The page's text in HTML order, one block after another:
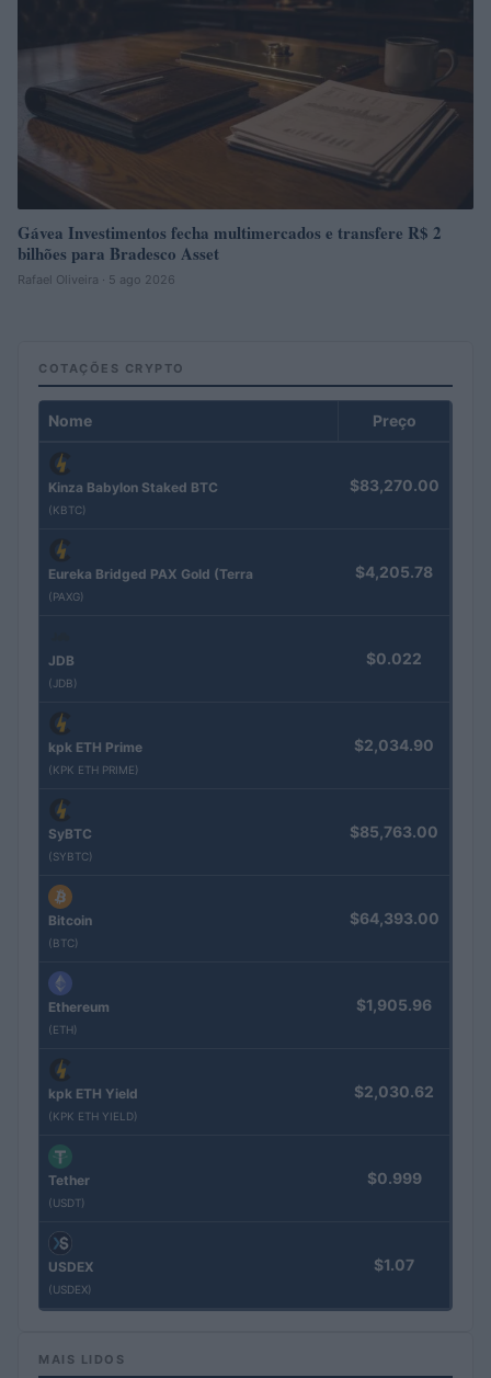
Gávea Investimentos fecha multimercados e transfere R$ 2
bilhões para Bradesco Asset
Rafael Oliveira · 5 ago 2026
COTAÇÕES CRYPTO
Nome Preço
Kinza Babylon Staked BTC
(KBTC)
$83,270.00
Eureka Bridged PAX Gold (Terra
(PAXG)
$4,205.78
JDB
(JDB)
$0.022
kpk ETH Prime
(KPK ETH PRIME)
$2,034.90
SyBTC
(SYBTC)
$85,763.00
Bitcoin
(BTC)
$64,393.00
Ethereum
(ETH)
$1,905.96
kpk ETH Yield
(KPK ETH YIELD)
$2,030.62
Tether
(USDT)
$0.999
USDEX
(USDEX)
$1.07
MAIS LIDOS